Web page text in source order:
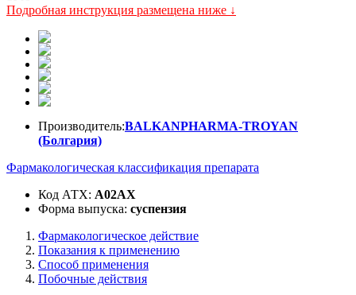
Подробная инструкция размещена ниже ↓
Производитель:BALKANPHARMA-TROYAN
(Болгария)
Фармакологическая классификация препарата
Код АТХ: A02AX
Форма выпуска: суспензия
Фармакологическое действие
Показания к применению
Способ применения
Побочные действия